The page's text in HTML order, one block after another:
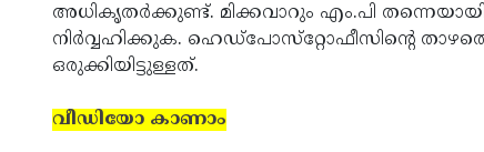
അധികൃതര്‍ക്കുണ്ട്. മിക്കവാറും എം.പി
നിര്‍വ്വഹിക്കുക. ഹെഡ്‌പോസ്‌റ്റോഫീസിന്റെ
ഒരുക്കിയിട്ടുള്ളത്.
വീഡിയോ കാണാം